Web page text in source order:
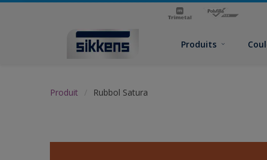
Produits
Produit Rubbol Satura